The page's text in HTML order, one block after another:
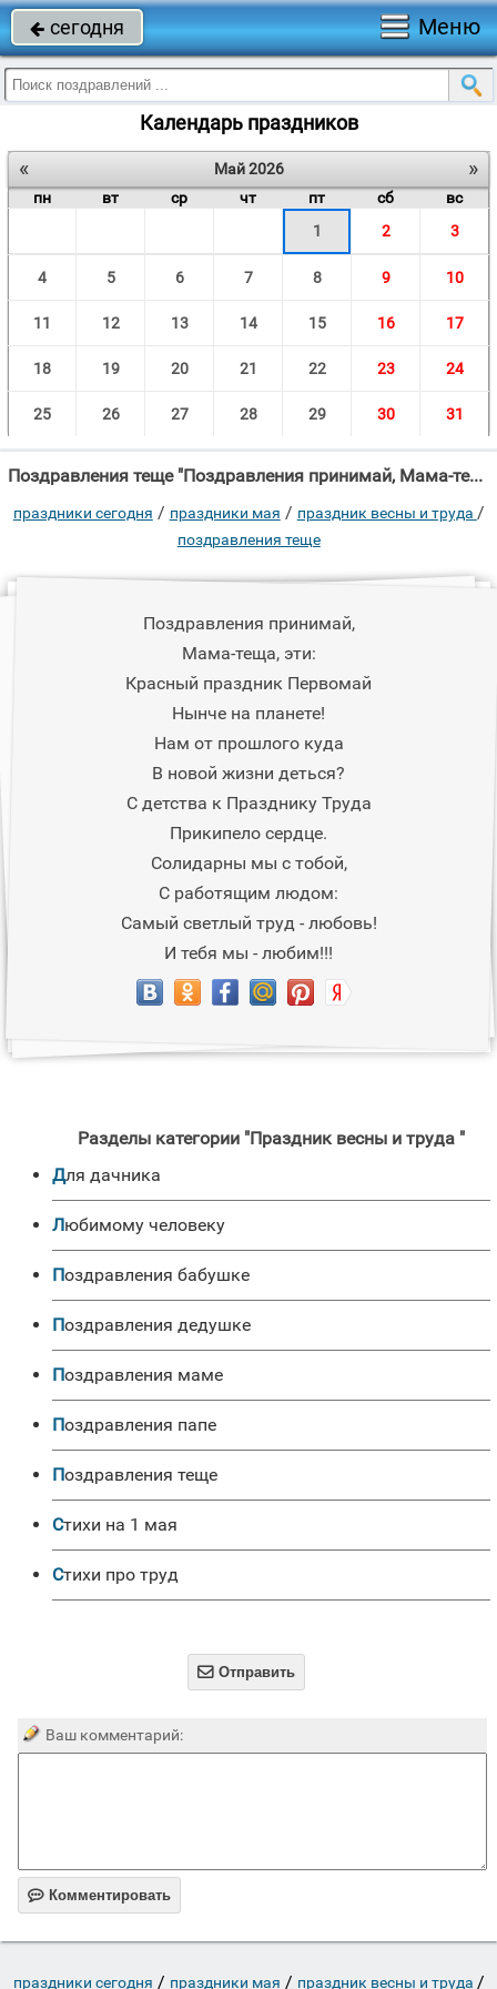
 сегодня Меню
Календарь праздников
« »
Май 2026
пн
вт ср чт пт сб
вс
1
2 3
4 5 6 7 8 9 10
11 12 13 14 15 16 17
18 19 20 21 22 23 24
25 26 27 28 29 30 31
Поздравления теще "Поздравления принимай, Мама-теща, эти: Красный праздник Первомай Нынче на"
праздники сегодня / праздники мая / праздник весны и труда /
поздравления теще
Поздравления принимай,
Мама-теща, эти:
Красный праздник Первомай
Нынче на планете!
Нам от прошлого куда
В новой жизни деться?
С детства к Празднику Труда
Прикипело сердце.
Солидарны мы с тобой,
С работящим людом:
Самый светлый труд - любовь!
И тебя мы - любим!!!
Разделы категории "Праздник весны и труда "
Для дачника
Любимому человеку
Поздравления бабушке
Поздравления дедушке
Поздравления маме
Поздравления папе
Поздравления теще
Стихи на 1 мая
Стихи про труд
 Отправить
Ваш комментарий:
 Комментировать
праздники сегодня / праздники мая / праздник весны и труда /